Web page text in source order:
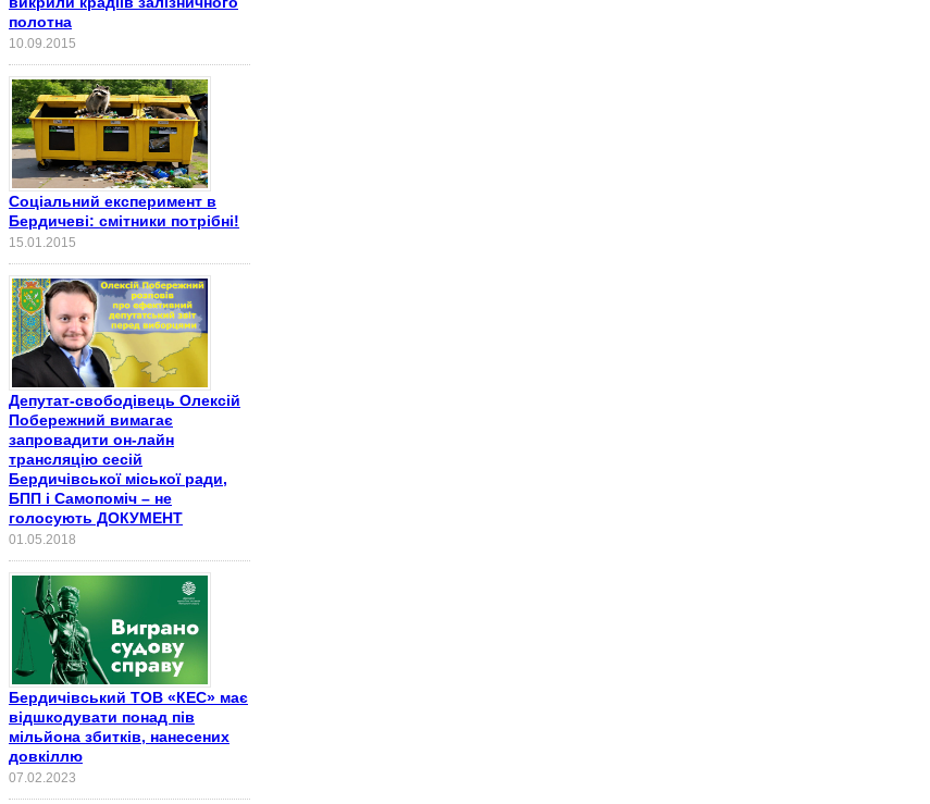
полотна
10.09.2015
Соціальний експеримент в
Бердичеві: смітники потрібні!
15.01.2015
Депутат-свободівець Олексій
Побережний вимагає
запровадити он-лайн
трансляцію сесій
Бердичівської міської ради,
БПП і Самопоміч – не
голосують ДОКУМЕНТ
01.05.2018
Бердичівський ТОВ «КЕС» має
відшкодувати понад пів
мільйона збитків, нанесених
довкіллю
07.02.2023